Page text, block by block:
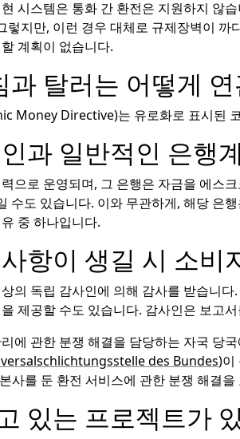
시스템은 통화 간 환전은 지원하지 않
렇지만, 이런 경우 대체로 규제장벽이
계획이 없습니다.
탈러는 어떻게
Money Directive)는 유로화로 표시된
과 일반적인 은행
으로 운영되며, 그 은행은 자금을 에스
수도 있습니다. 이와 무관하게, 해당 은
중 하나입니다.
항이 생길 시 소비
의 독립 감사인에 의해 감사를 받습니
제공할 수도 있습니다. 감사인은 보고
에 관한 분쟁 해결을 담당하는 자국 당
des Bundes)이
사를 둔 환전 서비스에 관한 분쟁 해결
있는 프로젝트가